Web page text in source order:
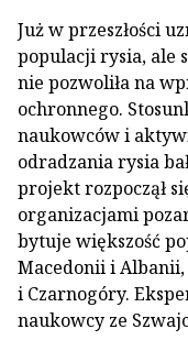
Już w przeszłości
populacji rysia, ale
nie pozwoliła na
ochronnego.
naukowców i
odradzania rysia
projekt rozpoczął
organizacjami
bytuje większość
Macedonii i
i Czarnogóry.
naukowcy ze